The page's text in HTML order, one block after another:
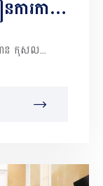
ការកាត់
ទារក
រកជុំវិញ
ាន កុសល...